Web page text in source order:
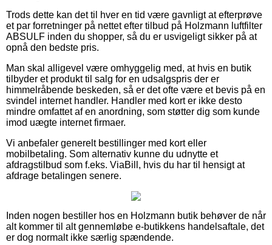
Trods dette kan det til hver en tid være gavnligt at efterprøve
et par forretninger på nettet efter tilbud på Holzmann luftfilter
ABSULF inden du shopper, så du er usvigeligt sikker på at
opnå den bedste pris.
Man skal alligevel være omhyggelig med, at hvis en butik
tilbyder et produkt til salg for en udsalgspris der er
himmelråbende beskeden, så er det ofte være et bevis på en
svindel internet handler. Handler med kort er ikke desto
mindre omfattet af en anordning, som støtter dig som kunde
imod uægte internet firmaer.
Vi anbefaler generelt bestillinger med kort eller
mobilbetaling. Som alternativ kunne du udnytte et
afdragstilbud som f.eks. ViaBill, hvis du har til hensigt at
afdrage betalingen senere.
Inden nogen bestiller hos en Holzmann butik behøver de når
alt kommer til alt gennemløbe e-butikkens handelsaftale, det
er dog normalt ikke særlig spændende.